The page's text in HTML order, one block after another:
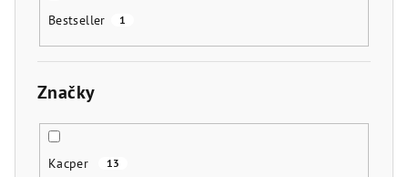
Bestseller 1
Značky
Kacper 13